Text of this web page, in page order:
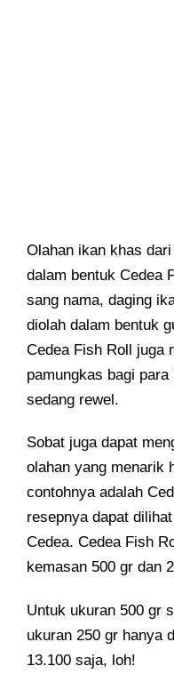
Olahan ikan khas
dalam bentuk Cedea
sang nama, daging
diolah dalam bentuk
Cedea Fish Roll juga
pamungkas bagi
sedang rewel.
Sobat juga dapat
olahan yang menarik
contohnya adalah
resepnya dapat
Cedea. Cedea Fish
kemasan 500 gr dan
Untuk ukuran 500 gr
ukuran 250 gr hanya
13.100 saja, loh!